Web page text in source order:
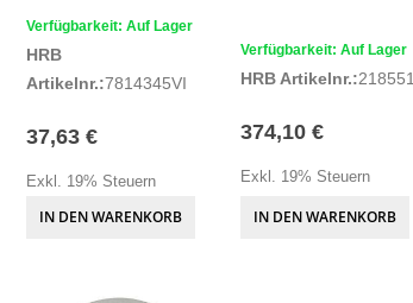
Verfügbarkeit: Auf Lager
HRB
Artikelnr.:7814345VI
37,63 €
Exkl. 19% Steuern
IN DEN WARENKORB
Verfügbarkeit: Auf Lager
HRB Artikelnr.:218551
374,10 €
Exkl. 19% Steuern
IN DEN WARENKORB